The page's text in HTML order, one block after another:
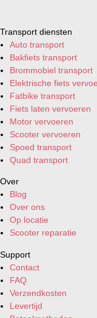
Transport diensten
Auto transport
Bakfiets transport
Brommobiel transport
Elektrische fiets
Fatbike transport
Fiets laten vervoeren
Motor vervoeren
Scooter vervoeren
Spoed transport
Quad transport
Over
Blog
Over ons
Op locatie
Scooter reparatie
Support
Contact
FAQ
Verzendkosten
Levertijd